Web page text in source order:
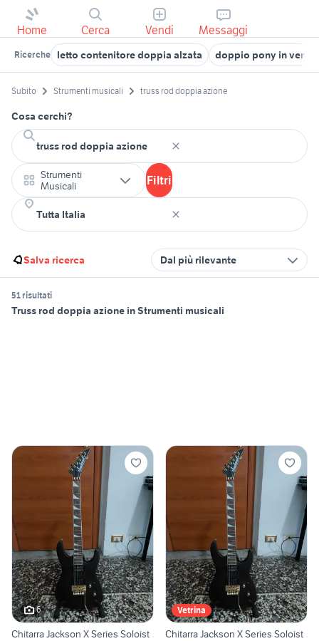
Home Cerca Vendi Messaggi
Ricerche letto contenitore doppia alzata doppio pony in
Subito Strumenti musicali truss rod doppia azione
Cosa cerchi?
Strumenti
Musicali
Filtri
Salva ricerca Dal più rilevante
51 risultati
Truss rod doppia azione in Strumenti musicali
6
Chitarra Jackson X Series Soloist
Vetrina
Chitarra Jackson X Series Soloist